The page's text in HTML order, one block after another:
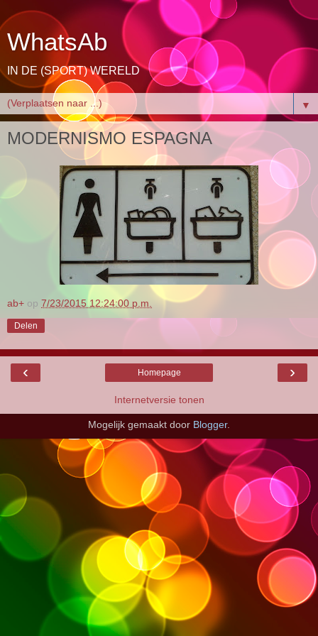
WhatsAb
IN DE (SPORT) WERELD
▼
MODERNISMO ESPAGNA
ab+ op 7/23/2015 12:24:00 p.m.
Delen
‹ ›
Homepage
Internetversie tonen
Mogelijk gemaakt door Blogger.